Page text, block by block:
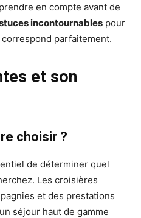
en compte avant de
incontournables pour
parfaitement.
et son
choisir ?
de déterminer quel
Les croisières
et des prestations
séjour haut de gamme